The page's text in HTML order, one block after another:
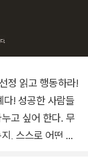
라!
들
고 싶어 한다. 무
, 스스로 어떤 과